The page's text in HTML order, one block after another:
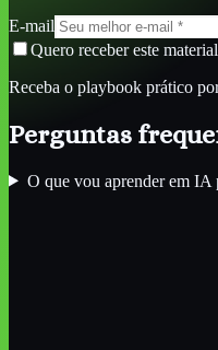
E-mail
Quero receber este
Receba o playbook prático
Perguntas
O que vou aprender em IA